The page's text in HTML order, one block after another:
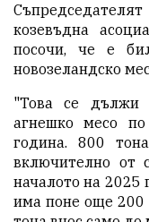
козевъдна
посочи, че е
новозеландско
"Това се дължи
агнешко месо
година. 800
включително от
началото на 2025
има поне още 200